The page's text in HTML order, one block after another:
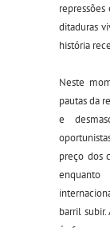
repressões
ditaduras
história
Neste
pautas da
e
preço dos
enquanto
barril